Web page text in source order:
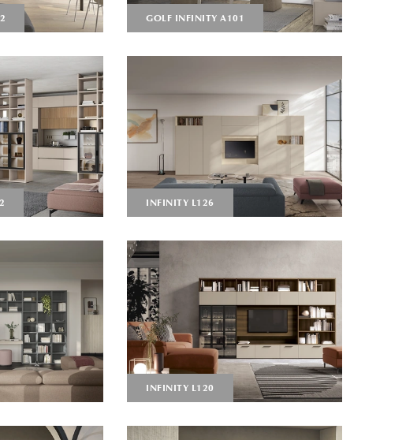
GOLF INFINITY A101
INFINITY L126
INFINITY L120